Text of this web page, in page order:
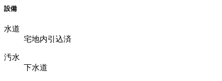
設備
水道
宅地内引込済
汚水
下水道